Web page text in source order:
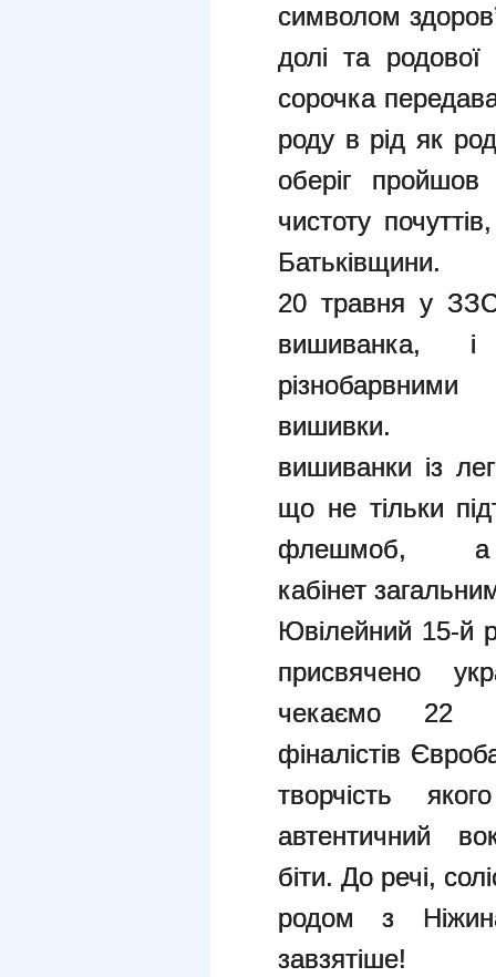
символом
долі та
сорочка
роду в рід як
оберіг пройшов
чистоту
Батьківщини.
20 травня у
вишиванка,
вишивки.
вишиванки із
що не тільки
флешмоб,
кабінет
Ювілейний 15-й
присвячено
чекаємо 22
фіналістів
творчість
автентичний
біти. До речі,
родом з
завзятіше!